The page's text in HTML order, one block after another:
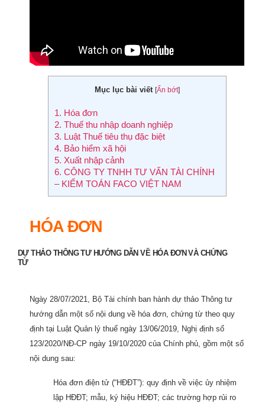
Mục lục bài viết [Ẩn bớt]
1. Hóa đơn
2. Thuế thu nhập doanh nghiệp
3. Luật Thuế tiêu thụ đặc biệt
4. Bảo hiểm xã hội
5. Xuất nhập cảnh
6. CÔNG TY TNHH TƯ VẤN TÀI CHÍNH
– KIỂM TOÁN FACO VIỆT NAM
HÓA ĐƠN
DỰ THẢO THÔNG TƯ HƯỚNG DẪN VỀ HÓA ĐƠN VÀ CHỨNG
TỪ
Ngày 28/07/2021, Bộ Tài chính ban hành dự thảo Thông tư
hướng dẫn một số nội dung về hóa đơn, chứng từ theo quy
định tại Luật Quản lý thuế ngày 13/06/2019, Nghị định số
123/2020/NĐ-CP ngày 19/10/2020 của Chính phủ, gồm một số
nội dung sau:
Hóa đơn điện tử (“HĐĐT”): quy định về việc ủy nhiệm
lập HĐĐT; mẫu, ký hiệu HĐĐT; các trường hợp rủi ro